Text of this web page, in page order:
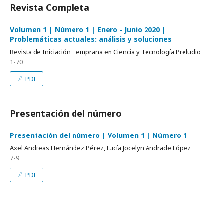
Revista Completa
Volumen 1 | Número 1 | Enero - Junio 2020 |
Problemáticas actuales: análisis y soluciones
Revista de Iniciación Temprana en Ciencia y Tecnología Preludio
1-70
PDF
Presentación del número
Presentación del número | Volumen 1 | Número 1
Axel Andreas Hernández Pérez, Lucía Jocelyn Andrade López
7-9
PDF